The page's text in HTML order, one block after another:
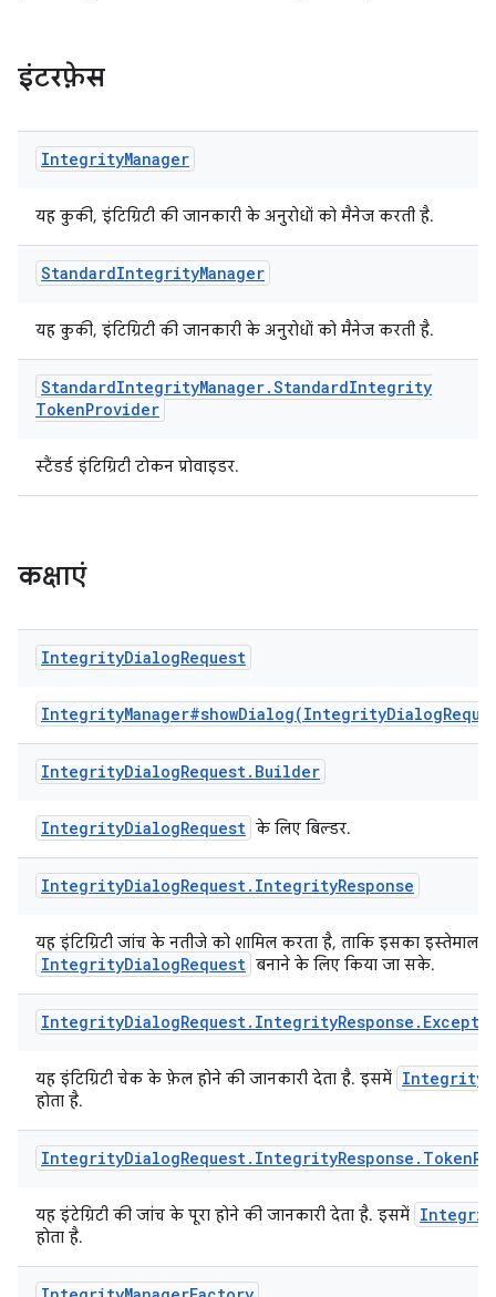
इंटरफ़ेस
IntegrityManager
यह कुकी, इंटिग्रिटी की जानकारी के अनुरोधों को मैनेज करती है.
StandardIntegrityManager
यह कुकी, इंटिग्रिटी की जानकारी के अनुरोधों को मैनेज करती है.
StandardIntegrityManager.StandardIntegrity
TokenProvider
स्टैंडर्ड इंटिग्रिटी टोकन प्रोवाइडर.
कक्षाएं
IntegrityDialogRequest
IntegrityDialogRequest. Builder
IntegrityDialogRequest के लिए बिल्डर.
IntegrityDialogRequest. IntegrityResponse
यह इंटिग्रिटी जांच के नतीजे को शामिल करता है, ताकि इसका इस्तेमाल
IntegrityDialogRequest बनाने के लिए किया जा सके.
IntegrityDialogRequest. IntegrityResponse .
यह इंटिग्रिटी चेक के फ़ेल होने की जानकारी देता है. इसमें
होता है.
IntegrityDialogRequest. IntegrityResponse . Token
यह इंटेग्रिटी की जांच के पूरा होने की जानकारी देता है. इसमें
होता है.